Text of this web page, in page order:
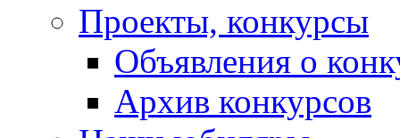
Проекты, конкурсы
Объявления о
Архив конкурсов